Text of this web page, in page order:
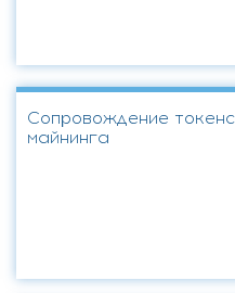
Сопровождение
майнинга